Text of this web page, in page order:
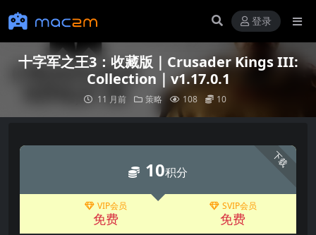
登录
十字军之王3：收藏版｜Crusader Kings III:
Collection｜v1.17.0.1
11 月前 策略 108 10
下载
10积分
VIP会员
免费
SVIP会员
免费